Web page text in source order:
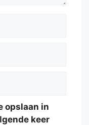
opslaan in
keer